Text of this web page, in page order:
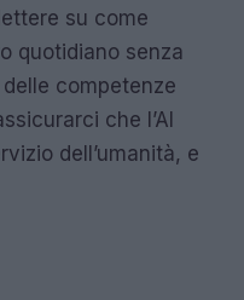
su come
quotidiano senza
competenze
che l’AI
dell’umanità, e